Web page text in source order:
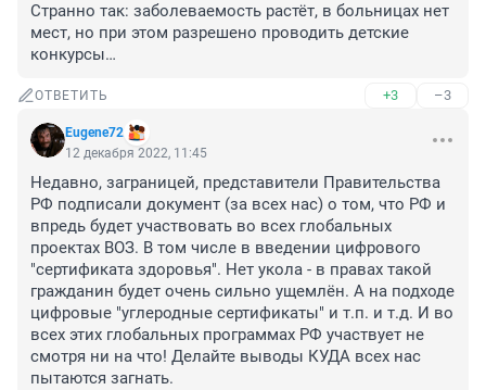
Странно так: заболеваемость растёт, в больницах нет
мест, но при этом разрешено проводить детские
конкурсы…
ОТВЕТИТЬ +3 –3
Eugene72
12 декабря 2022, 11:45
Недавно, заграницей, представители Правительства
РФ подписали документ (за всех нас) о том, что РФ и
впредь будет участвовать во всех глобальных
проектах ВОЗ. В том числе в введении цифрового
"сертификата здоровья". Нет укола - в правах такой
гражданин будет очень сильно ущемлён. А на подходе
цифровые "углеродные сертификаты" и т.п. и т.д. И во
всех этих глобальных программах РФ участвует не
смотря ни на что! Делайте выводы КУДА всех нас
пытаются загнать.